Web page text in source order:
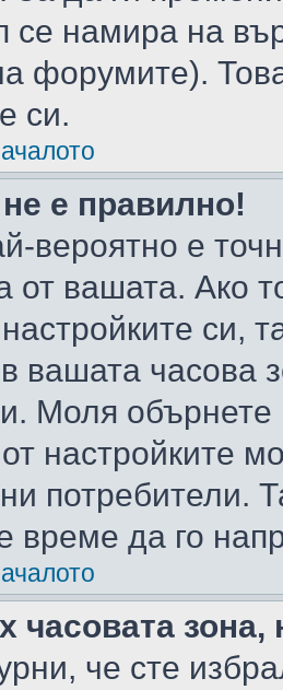
се намира на
форумите).
си.
е правилно!
вероятно е
от вашата. Ако
си,
вашата
Моля обърнете
настройките
потребители.
време да го
часовата
че сте